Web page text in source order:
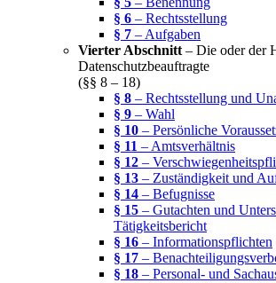
§ 6 – Rechtsstellung
§ 7 – Aufgaben
Vierter Abschnitt – Die oder der
Datenschutzbeauftragte
(§§ 8 – 18)
§ 8 – Rechtsstellung und
§ 9 – Wahl
§ 10 – Persönliche
§ 11 – Amtsverhältnis
§ 12 –
§ 13 – Zuständigkeit und
§ 14 – Befugnisse
§ 15 – Gutachten und
Tätigkeitsbericht
§ 16 – Informationspflichten
§ 17 –
§ 18 – Personal- und